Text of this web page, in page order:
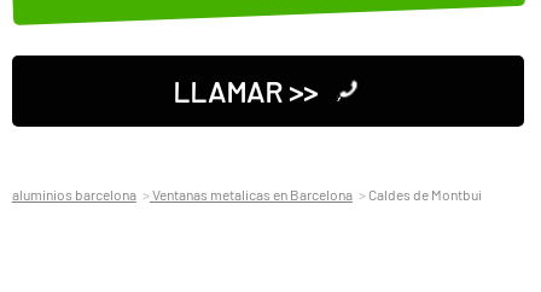
LLAMAR >>
aluminios barcelona Ventanas metalicas en Barcelona Caldes de Montbui